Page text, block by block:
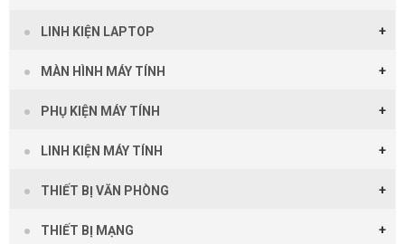
LINH KIỆN LAPTOP
MÀN HÌNH MÁY TÍNH
PHỤ KIỆN MÁY TÍNH
LINH KIỆN MÁY TÍNH
THIẾT BỊ VĂN PHÒNG
THIẾT BỊ MẠNG